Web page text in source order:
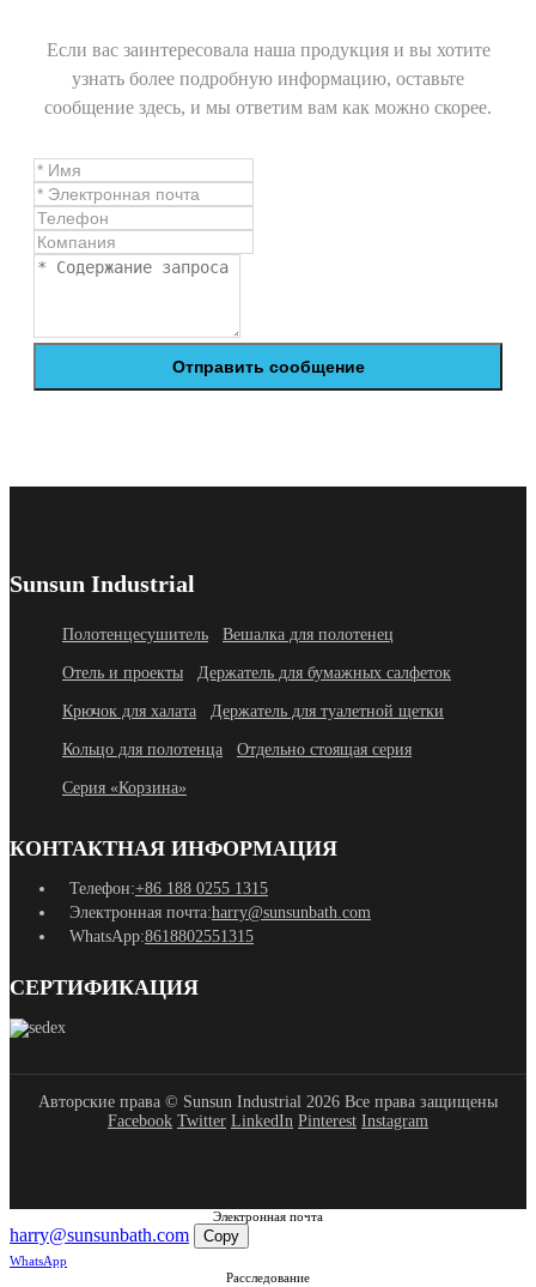
Если вас заинтересовала наша продукция и вы хотите
узнать более подробную информацию, оставьте
сообщение здесь, и мы ответим вам как можно скорее.
Отправить сообщение
Sunsun Industrial
Полотенцесушитель Вешалка для полотенец
Отель и проекты Держатель для бумажных салфеток
Крючок для халата Держатель для туалетной щетки
Кольцо для полотенца Отдельно стоящая серия
Серия «Корзина»
КОНТАКТНАЯ ИНФОРМАЦИЯ
Телефон:+86 188 0255 1315
Электронная почта:harry@sunsunbath.com
WhatsApp:8618802551315
СЕРТИФИКАЦИЯ
Авторские права © Sunsun Industrial 2026 Все права защищены
Facebook Twitter LinkedIn Pinterest Instagram
Электронная почта
harry@sunsunbath.com Copy
WhatsApp
Расследование